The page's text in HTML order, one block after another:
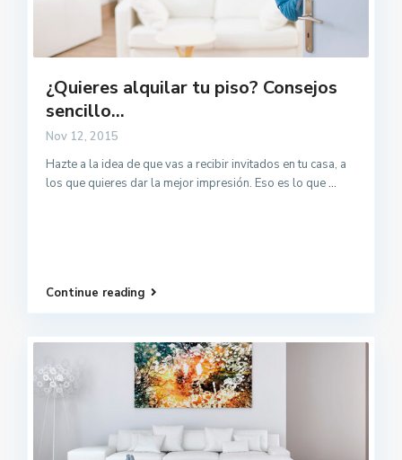
¿Quieres alquilar tu piso? Consejos
sencillo...
Nov 12, 2015
Hazte a la idea de que vas a recibir invitados en tu casa, a
los que quieres dar la mejor impresión. Eso es lo que...
Continue reading